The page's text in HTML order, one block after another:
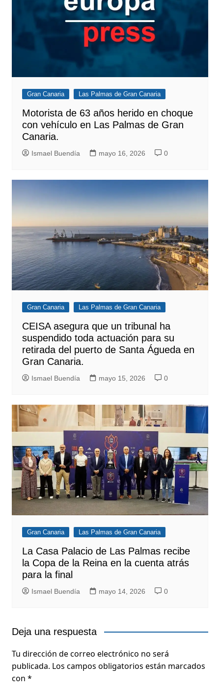
Gran Canaria Las Palmas de Gran Canaria
Motorista de 63 años herido en choque
con vehículo en Las Palmas de Gran
Canaria.
Ismael Buendía mayo 16, 2026 0
Gran Canaria Las Palmas de Gran Canaria
CEISA asegura que un tribunal ha
suspendido toda actuación para su
retirada del puerto de Santa Águeda en
Gran Canaria.
Ismael Buendía mayo 15, 2026 0
Gran Canaria Las Palmas de Gran Canaria
La Casa Palacio de Las Palmas recibe
la Copa de la Reina en la cuenta atrás
para la final
Ismael Buendía mayo 14, 2026 0
Deja una respuesta
Tu dirección de correo electrónico no será
publicada. Los campos obligatorios están marcados
con *